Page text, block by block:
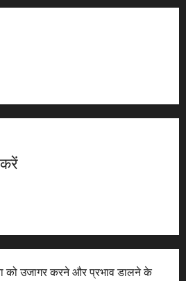
को उजागर करने और प्रभाव डालने के